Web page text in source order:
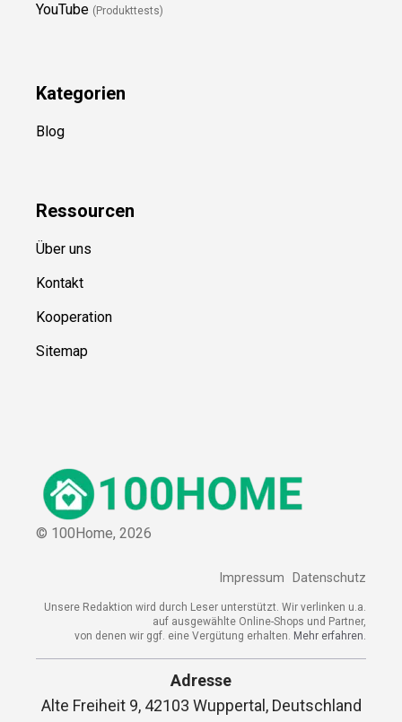
YouTube (Produkttests)
Kategorien
Blog
Ressourcen
Über uns
Kontakt
Kooperation
Sitemap
© 100Home, 2026
Impressum Datenschutz
Unsere Redaktion wird durch Leser unterstützt. Wir verlinken u.a.
auf ausgewählte Online-Shops und Partner,
von denen wir ggf. eine Vergütung erhalten. Mehr erfahren.
Adresse
Alte Freiheit 9, 42103 Wuppertal, Deutschland